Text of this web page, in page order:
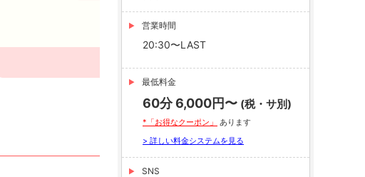
営業時間
20:30〜LAST
最低料金
60分 6,000円〜 (税・サ別)
*「お得なクーポン」
あります
> 詳しい料金システムを見る
SNS